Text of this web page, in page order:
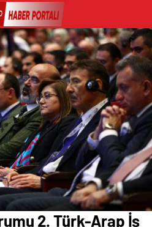
2. Türk-Arap İş